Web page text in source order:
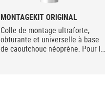
MONTAGEKIT ORIGINAL
Colle de montage ultraforte,
obturante et universelle à base
de caoutchouc néoprène. Pour la